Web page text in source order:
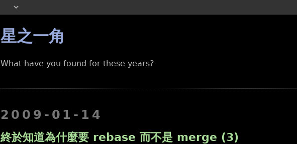
星之一角
What have you found for these years?
2009-01-14
終於知道為什麼要 rebase 而不是 merge (3)